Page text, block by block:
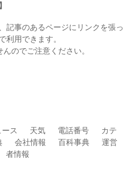
記事のあるページにリンクを張っ
利用できます。
のでご注意ください。
ス 天気 電話番号
カテ
会社情報 百科事典
運営
者情報